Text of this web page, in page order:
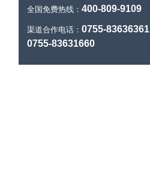
全国免费热线：400-809-9109
渠道合作电话：0755-83636361
0755-83631660